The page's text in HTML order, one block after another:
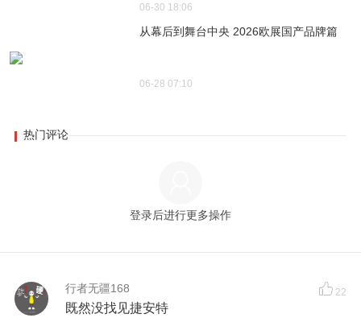
06-30 18:06
从幕后到舞台中央 2026欧展国产品牌篇
06-28 07:10
热门评论
登录后进行更多操作
行者无疆168 22
既然没找见捷安特